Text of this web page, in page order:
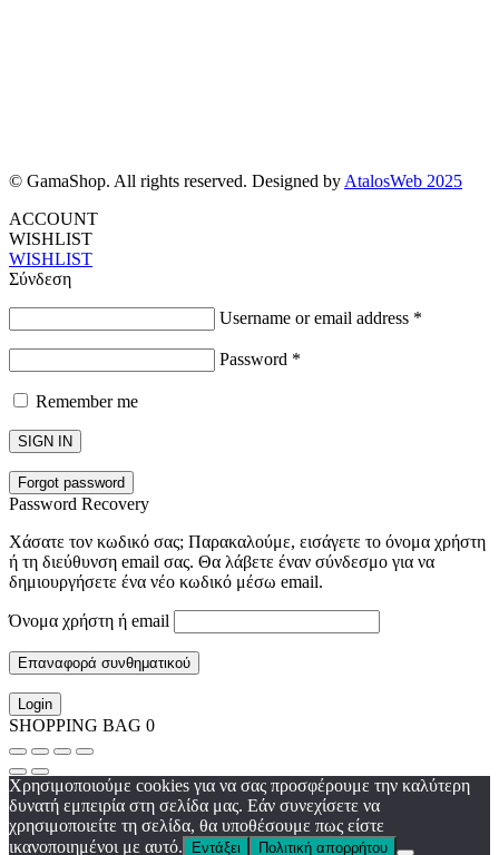
© GamaShop. All rights reserved. Designed by AtalosWeb 2025
ACCOUNT
WISHLIST
WISHLIST
Σύνδεση
Username or email address *
Password *
Remember me
SIGN IN
Forgot password
Password Recovery
Χάσατε τον κωδικό σας; Παρακαλούμε, εισάγετε το όνομα χρήστη
ή τη διεύθυνση email σας. Θα λάβετε έναν σύνδεσμο για να
δημιουργήσετε ένα νέο κωδικό μέσω email.
Όνομα χρήστη ή email
Επαναφορά συνθηματικού
Login
SHOPPING BAG 0
Χρησιμοποιούμε cookies για να σας προσφέρουμε την καλύτερη
δυνατή εμπειρία στη σελίδα μας. Εάν συνεχίσετε να
χρησιμοποιείτε τη σελίδα, θα υποθέσουμε πως είστε
ικανοποιημένοι με αυτό.
Εντάξει Πολιτική απορρήτου